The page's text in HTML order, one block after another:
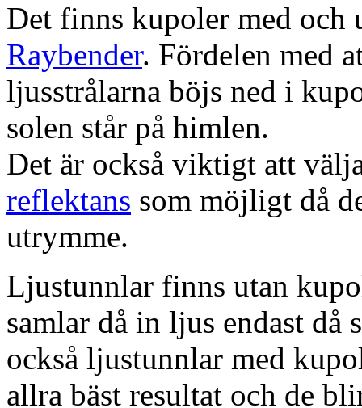
Det finns kupoler med och
Raybender. Fördelen med
ljusstrålarna böjs ned i
solen står på himlen.
Det är också viktigt att
reflektans som möjligt då
utrymme.
Ljustunnlar finns utan
samlar då in ljus endast då
också ljustunnlar med
allra bäst resultat och de